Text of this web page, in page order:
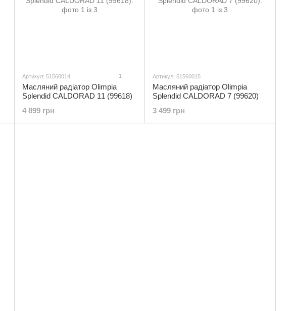
Артикул: 51560014 1
Масляний радіатор Olimpia
Splendid CALDORAD 11 (99618)
4 899 грн
Артикул: 51560015
Масляний радіатор Olimpia
Splendid CALDORAD 7 (99620)
3 499 грн